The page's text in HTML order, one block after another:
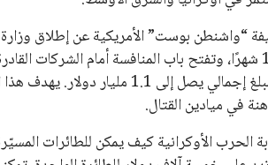
بوست” الأمريكية عن إطلاق وزارة
منخفضة، بمبلغ إجمالي يصل
في ميادين القتال.
الحرب الأوكرانية كيف يمكن للطائرات